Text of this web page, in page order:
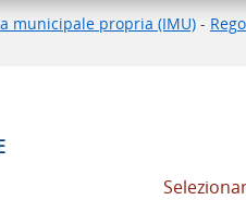
municipale propria (IMU) -